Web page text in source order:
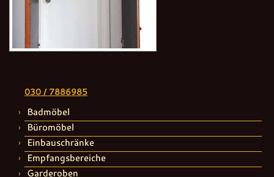
030 / 7886985
Badmöbel
Büromöbel
Einbauschränke
Empfangsbereiche
Garderoben